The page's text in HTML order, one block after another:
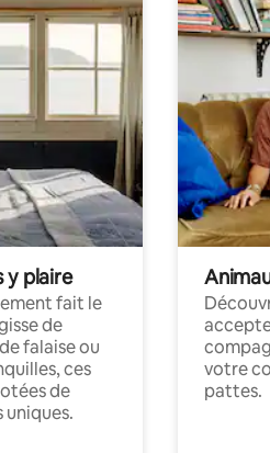
y plaire
fait le
de
falaise ou
ces
de
votre
pattes.